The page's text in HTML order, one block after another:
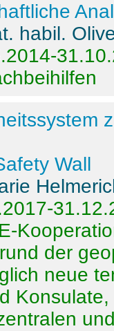
habil.
Wall
der
neue